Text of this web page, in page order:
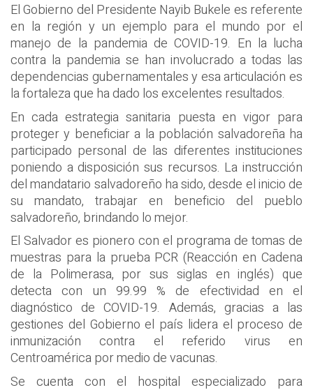
El Gobierno del Presidente Nayib Bukele es referente
en la región y un ejemplo para el mundo por el
manejo de la pandemia de COVID-19. En la lucha
contra la pandemia se han involucrado a todas las
dependencias gubernamentales y esa articulación es
la fortaleza que ha dado los excelentes resultados.
En cada estrategia sanitaria puesta en vigor para
proteger y beneficiar a la población salvadoreña ha
participado personal de las diferentes instituciones
poniendo a disposición sus recursos. La instrucción
del mandatario salvadoreño ha sido, desde el inicio de
su mandato, trabajar en beneficio del pueblo
salvadoreño, brindando lo mejor.
El Salvador es pionero con el programa de tomas de
muestras para la prueba PCR (Reacción en Cadena
de la Polimerasa, por sus siglas en inglés) que
detecta con un 99.99 % de efectividad en el
diagnóstico de COVID-19. Además, gracias a las
gestiones del Gobierno el país lidera el proceso de
inmunización contra el referido virus en
Centroamérica por medio de vacunas.
Se cuenta con el hospital especializado para